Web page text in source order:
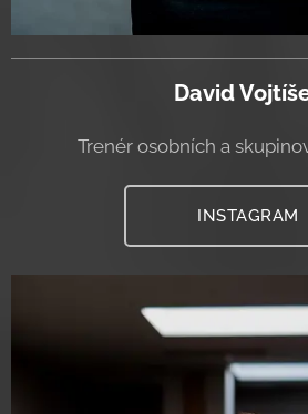
David
Trenér osobních a
INSTAGRAM